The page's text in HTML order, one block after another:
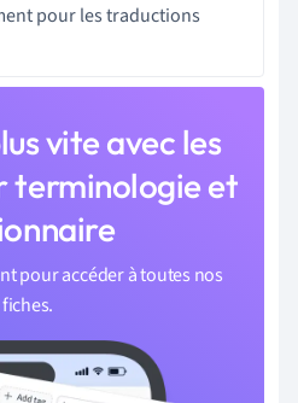
pour les traductions
vite avec les
terminologie et
pour accéder à toutes nos
fiches.